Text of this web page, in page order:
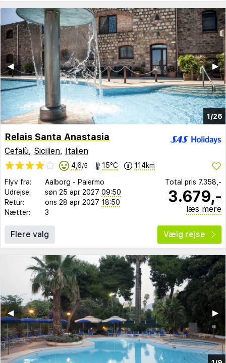
1/26
▶︎
◀︎
Relais Santa Anastasia
Cefalù, Sicilien, Italien
4,6/5 15°C 114km
Flyv fra: Aalborg - Palermo
Udrejse:
søn 25 apr 2027 09:50
Retur:
ons 28 apr 2027 18:50
Nætter:
3
Total pris 7.358,-
3.679,-
læs mere
Flere valg Vælg rejse
▶︎
◀︎